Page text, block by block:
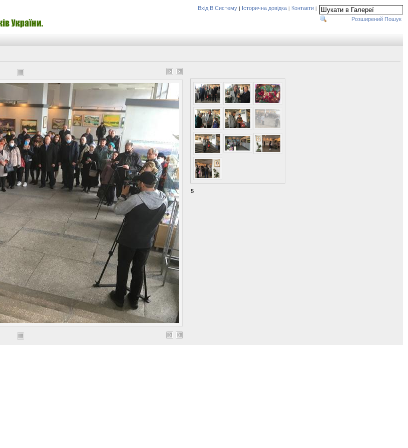
Вхід В Систему | Історична довідка | Контакти |
Розширений Пошук
5